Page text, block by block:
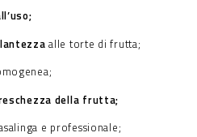
alle torte di frutta;
della frutta;
e professionale;